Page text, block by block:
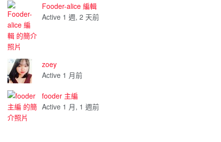
Fooder-alice 編輯
Active 1 週, 2 天前
zoey
Active 1 月前
fooder 主編
Active 1 月, 1 週前